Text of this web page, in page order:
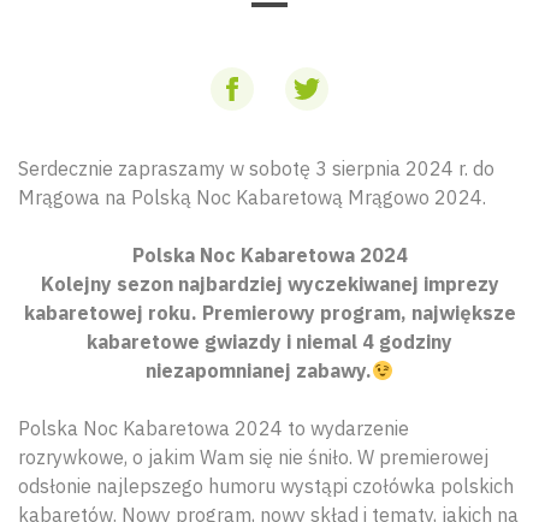
Serdecznie zapraszamy w sobotę 3 sierpnia 2024 r. do
Mrągowa na Polską Noc Kabaretową Mrągowo 2024.
Polska Noc Kabaretowa 2024
Kolejny sezon najbardziej wyczekiwanej imprezy
kabaretowej roku. Premierowy program, największe
kabaretowe gwiazdy i niemal 4 godziny
niezapomnianej zabawy.
Polska Noc Kabaretowa 2024 to wydarzenie
rozrywkowe, o jakim Wam się nie śniło. W premierowej
odsłonie najlepszego humoru wystąpi czołówka polskich
kabaretów. Nowy program, nowy skład i tematy, jakich na